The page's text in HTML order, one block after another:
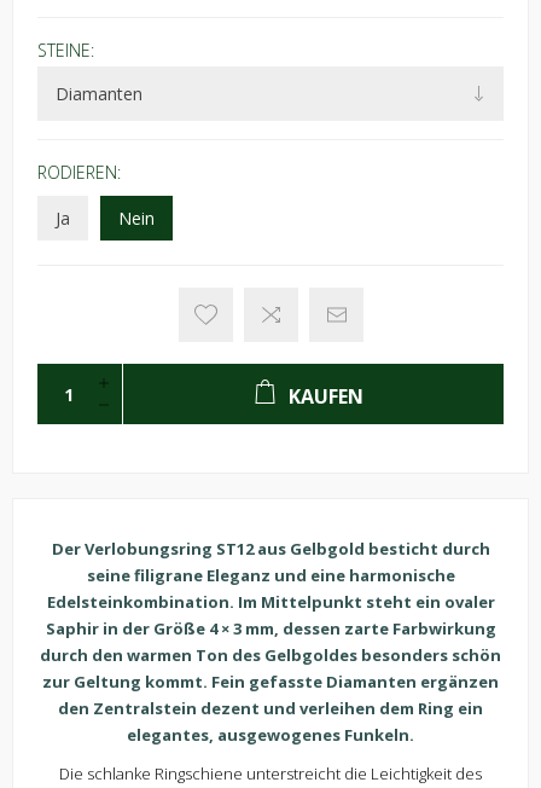
STEINE:
RODIEREN:
Ja
Nein
KAUFEN
Der Verlobungsring ST12 aus Gelbgold besticht durch
seine filigrane Eleganz und eine harmonische
Edelsteinkombination. Im Mittelpunkt steht ein ovaler
Saphir in der Größe 4 × 3 mm, dessen zarte Farbwirkung
durch den warmen Ton des Gelbgoldes besonders schön
zur Geltung kommt. Fein gefasste Diamanten ergänzen
den Zentralstein dezent und verleihen dem Ring ein
elegantes, ausgewogenes Funkeln.
Die schlanke Ringschiene unterstreicht die Leichtigkeit des